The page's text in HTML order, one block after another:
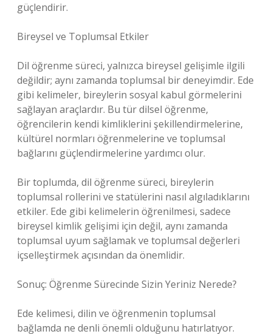
güçlendirir.
Bireysel ve Toplumsal Etkiler
Dil öğrenme süreci, yalnızca bireysel gelişimle ilgili
değildir; aynı zamanda toplumsal bir deneyimdir. Ede
gibi kelimeler, bireylerin sosyal kabul görmelerini
sağlayan araçlardır. Bu tür dilsel öğrenme,
öğrencilerin kendi kimliklerini şekillendirmelerine,
kültürel normları öğrenmelerine ve toplumsal
bağlarını güçlendirmelerine yardımcı olur.
Bir toplumda, dil öğrenme süreci, bireylerin
toplumsal rollerini ve statülerini nasıl algıladıklarını
etkiler. Ede gibi kelimelerin öğrenilmesi, sadece
bireysel kimlik gelişimi için değil, aynı zamanda
toplumsal uyum sağlamak ve toplumsal değerleri
içselleştirmek açısından da önemlidir.
Sonuç: Öğrenme Sürecinde Sizin Yeriniz Nerede?
Ede kelimesi, dilin ve öğrenmenin toplumsal
bağlamda ne denli önemli olduğunu hatırlatıyor.